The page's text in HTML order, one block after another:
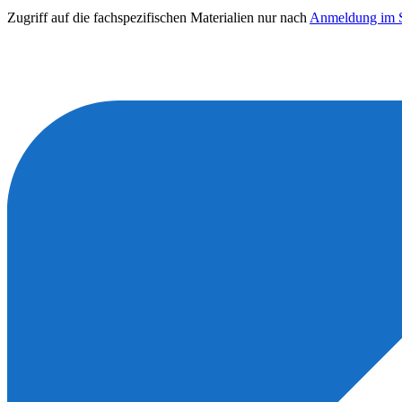
Zugriff auf die fachspezifischen Materialien nur nach Anmeldung im